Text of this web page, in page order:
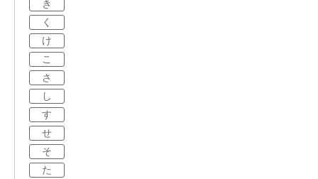
き
く
け
こ
さ
し
す
せ
そ
た